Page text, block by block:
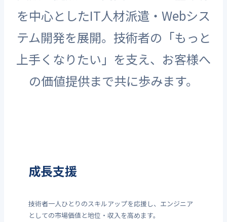
を中心としたIT人材派遣・Webシス
テム開発を展開。技術者の「もっと
上手くなりたい」を支え、お客様へ
の価値提供まで共に歩みます。
成長支援
技術者一人ひとりのスキルアップを応援し、エンジニア
としての市場価値と地位・収入を高めます。